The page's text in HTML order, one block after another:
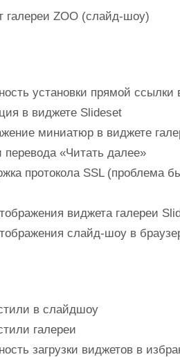
галереи ZOO (слайд-шоу)
установки прямой ссылки
в виджете Slideset
миниатюр в виджете
перевода «Читать далее»
протокола SSL (проблема
виджета галереи
слайд-шоу в
в слайдшоу
галереи
загрузки виджетов в